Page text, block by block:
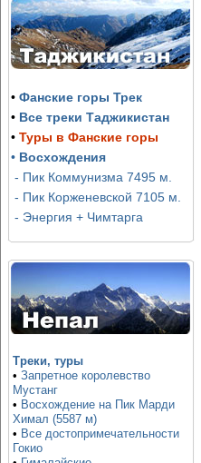
• Фанские горы Трек
• Все треки Таджикистан
• Туры в Фанские горы
• Восхождения
- Пик Коммунизма 7495 м.
- Пик Корженевской 7105 м.
- Энергия + Чимтарга
Треки, туры
• Запретное королевство
Мустанг
• Восхождение на Пик Марди
Химал (5587 м)
• Все достопримечательности
Гокио